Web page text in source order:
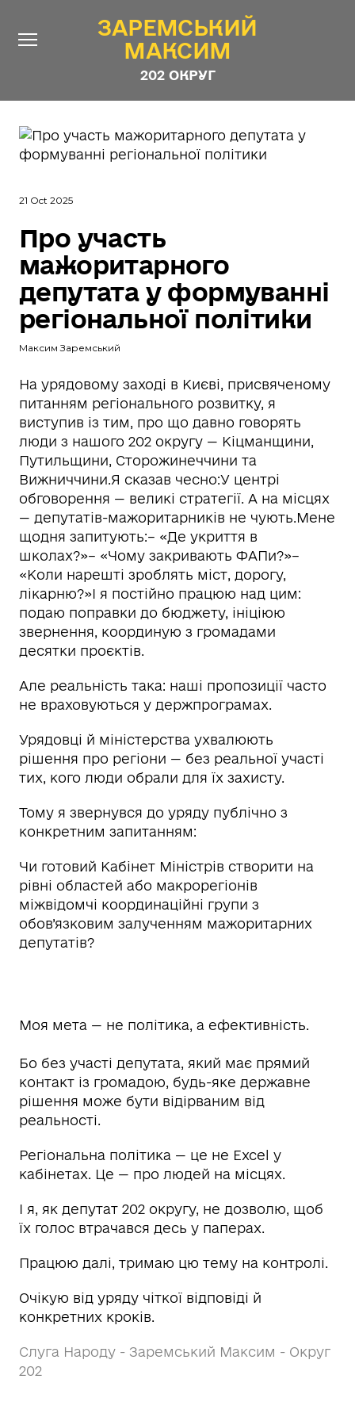
ЗАРЕМСЬКИЙ
МАКСИМ
202 ОКРУГ
ЗАРЕМСЬКИЙ
МАКСИМ
202 ОКРУГ
Новини
Програма
Анонімні опитування
21 Oct 2025
Про участь
мажоритарного
депутата у формуванні
регіональної політики
Максим Заремський
На урядовому заході в Києві, присвяченому
питанням регіонального розвитку, я
виступив із тим, про що давно говорять
люди з нашого 202 округу — Кіцманщини,
Путильщини, Сторожинеччини та
Вижниччини.Я сказав чесно:У центрі
обговорення — великі стратегії. А на місцях
— депутатів-мажоритарників не чують.Мене
щодня запитують:– «Де укриття в
школах?»– «Чому закривають ФАПи?»–
«Коли нарешті зроблять міст, дорогу,
лікарню?»І я постійно працюю над цим:
подаю поправки до бюджету, ініціюю
звернення, координую з громадами
десятки проєктів.
Але реальність така: наші пропозиції часто
не враховуються у держпрограмах.
Урядовці й міністерства ухвалюють
рішення про регіони — без реальної участі
тих, кого люди обрали для їх захисту.
Тому я звернувся до уряду публічно з
конкретним запитанням:
Чи готовий Кабінет Міністрів створити на
рівні областей або макрорегіонів
міжвідомчі координаційні групи з
обов’язковим залученням мажоритарних
депутатів?
Моя мета — не політика, а ефективність.
Бо без участі депутата, який має прямий
контакт із громадою, будь-яке державне
рішення може бути відірваним від
реальності.
Регіональна політика — це не Excel у
кабінетах. Це — про людей на місцях.
І я, як депутат 202 округу, не дозволю, щоб
їх голос втрачався десь у паперах.
Працюю далі, тримаю цю тему на контролі.
Очікую від уряду чіткої відповіді й
конкретних кроків.
Слуга Народу - Заремський Максим - Округ
202